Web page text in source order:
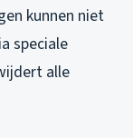
kunnen niet
speciale
alle